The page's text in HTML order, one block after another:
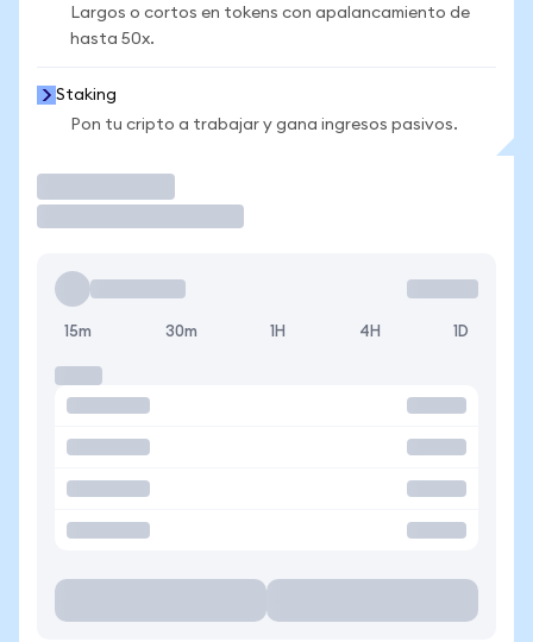
Largos o cortos en tokens con apalancamiento de
hasta 50x.
Staking
Pon tu cripto a trabajar y gana ingresos pasivos.
15m 30m 1H 4H 1D